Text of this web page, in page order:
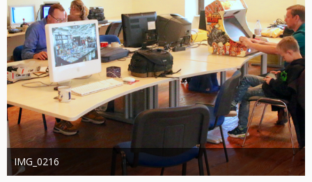
IMG_0216
joachimschwanter
9. Oktober 2023